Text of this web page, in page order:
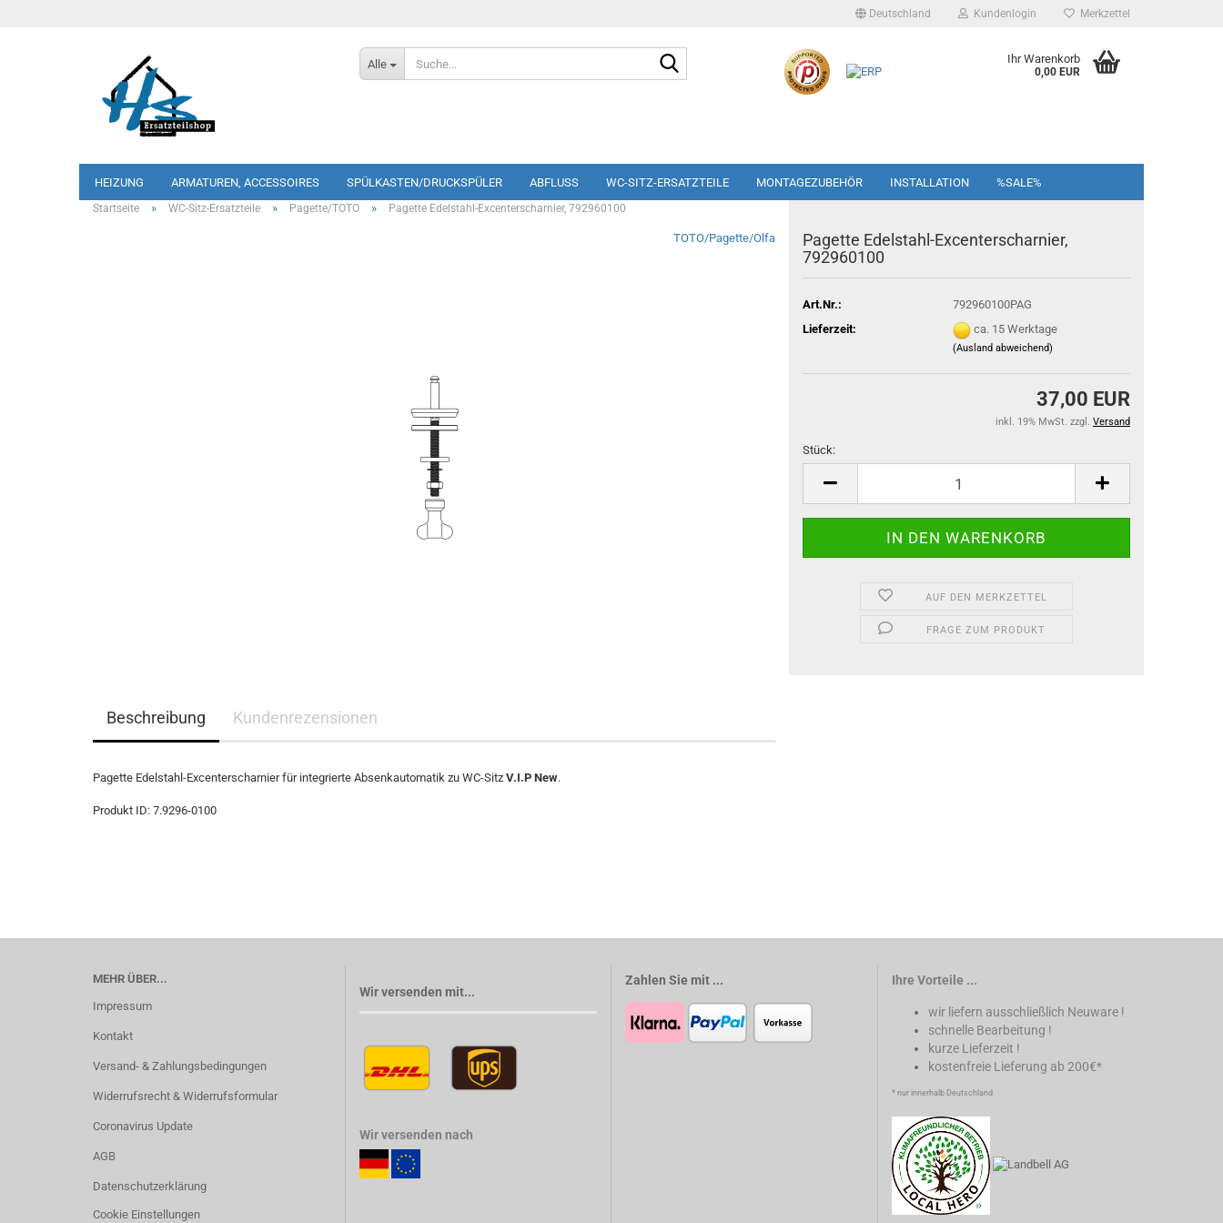
Deutschland Kundenlogin Merkzettel
Alle Ihr Warenkorb
0,00 EUR
HEIZUNG ARMATUREN, ACCESSOIRES SPÜLKASTEN/DRUCKSPÜLER ABFLUSS WC-SITZ-ERSATZTEILE MONTAGEZUBEHÖR INSTALLATION %SALE%
Startseite » WC-Sitz-Ersatzteile » Pagette/TOTO » Pagette Edelstahl-Excenterscharnier, 792960100
TOTO/Pagette/Olfa
Pagette Edelstahl-Excenterscharnier,
792960100
Art.Nr.:
792960100PAG
Lieferzeit:
ca. 15 Werktage
(Ausland abweichend)
37,00 EUR
inkl. 19% MwSt. zzgl. Versand
Stück:
Stück
AUF DEN MERKZETTEL
FRAGE ZUM PRODUKT
Beschreibung Kundenrezensionen
Pagette Edelstahl-Excenterscharnier für integrierte Absenkautomatik zu WC-Sitz V.I.P New.
Produkt ID: 7.9296-0100
MEHR ÜBER...
Impressum
Kontakt
Versand- & Zahlungsbedingungen
Widerrufsrecht & Widerrufsformular
Coronavirus Update
AGB
Datenschutzerklärung
Cookie Einstellungen
Wir versenden mit...
Wir versenden nach
Zahlen Sie mit ... Ihre Vorteile ...
wir liefern ausschließlich Neuware !
schnelle Bearbeitung !
kurze Lieferzeit !
kostenfreie Lieferung ab 200€*
* nur innerhalb Deutschland